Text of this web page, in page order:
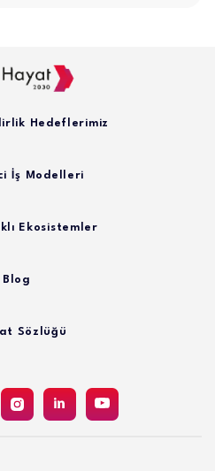
Hedeflerimiz
İş Modelleri
Ekosistemler
Blog
Sözlüğü